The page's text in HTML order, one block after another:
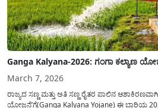
Ganga Kalyana-2026: ಗಂಗಾ ಕಲ್ಯಾಣ
March 7, 2026
ರಾಜ್ಯದ ಸಣ್ಣ ಮತ್ತು ಅತಿ ಸಣ್ಣ ರೈತರ ಪಾಲಿನ
ಯೋಜನೆ’ಗೆ(Ganga Kalyana Yojane) ಈ ಬಾರಿಯ